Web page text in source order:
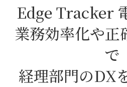
Edge Tracker
業務効率化や正
で
経理部門のDX